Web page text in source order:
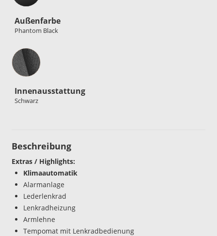
Außenfarbe
Phantom Black
Innenausstattung
Innenausstattung
Schwarz
Beschreibung
Extras / Highlights:
Klimaautomatik
Alarmanlage
Lederlenkrad
Lenkradheizung
Armlehne
Tempomat mit Lenkradbedienung